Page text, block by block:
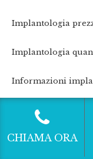
Implantologia
Implantologia
Informazioni
Informazioni
Informazioni
CHIAMA ORA